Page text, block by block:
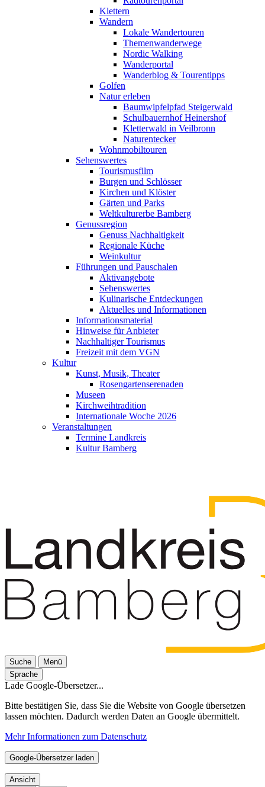
Klettern
Wandern
Lokale Wandertouren
Themenwanderwege
Nordic Walking
Wanderportal
Wanderblog & Tourentipps
Golfen
Natur erleben
Baumwipfelpfad Steigerwald
Schulbauernhof Heinershof
Kletterwald in Veilbronn
Naturentecker
Wohnmobiltouren
Sehenswertes
Tourismusfilm
Burgen und Schlösser
Kirchen und Klöster
Gärten und Parks
Weltkulturerbe Bamberg
Genussregion
Genuss Nachhaltigkeit
Regionale Küche
Weinkultur
Führungen und Pauschalen
Aktivangebote
Sehenswertes
Kulinarische Entdeckungen
Aktuelles und Informationen
Informationsmaterial
Hinweise für Anbieter
Nachhaltiger Tourismus
Freizeit mit dem VGN
Kultur
Kunst, Musik, Theater
Rosengartenserenaden
Museen
Kirchweihtradition
Internationale Woche 2026
Veranstaltungen
Termine Landkreis
Kultur Bamberg
Suche
Menü
Sprache
Lade Google-Übersetzer...
Bitte bestätigen Sie, dass Sie die Website von Google übersetzen
lassen möchten. Dadurch werden Daten an Google übermittelt.
Mehr Informationen zum Datenschutz
Google-Übersetzer laden
Ansicht